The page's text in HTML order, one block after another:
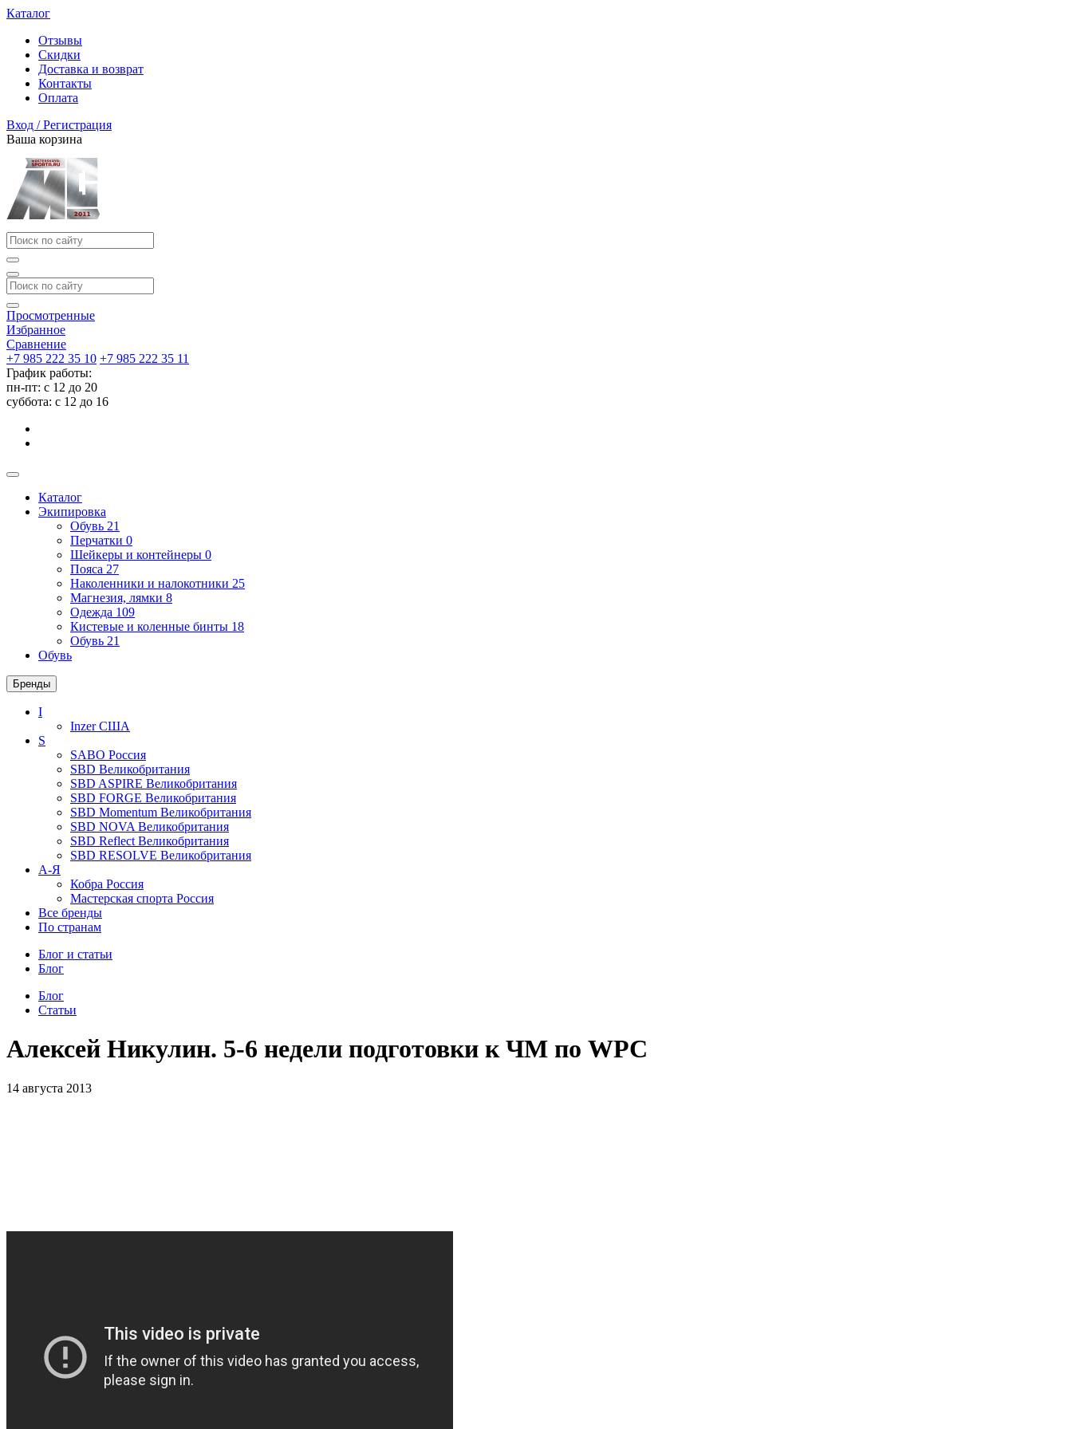
Каталог
Отзывы
Скидки
Доставка и возврат
Контакты
Оплата
Вход / Регистрация
Ваша корзина
Просмотренные
Избранное
Сравнение
+7 985 222 35 10 +7 985 222 35 11
График работы:
пн-пт: с 12 до 20
суббота: c 12 до 16
Каталог
Экипировка
Обувь 21
Перчатки 0
Шейкеры и контейнеры 0
Пояса 27
Наколенники и налокотники 25
Магнезия, лямки 8
Одежда 109
Кистевые и коленные бинты 18
Обувь 21
Обувь
Бренды
I
InzerСША
S
SABO Россия
SBD Великобритания
SBD ASPIRE Великобритания
SBD FORGE Великобритания
SBD Momentum Великобритания
SBD NOVA Великобритания
SBD Reflect Великобритания
SBD RESOLVE Великобритания
А-Я
Кобра Россия
Мастерская спорта Россия
Все бренды
По странам
Блог и статьи
Блог
Блог
Статьи
Алексей Никулин. 5-6 недели подготовки к ЧМ по WPC
14 августа 2013